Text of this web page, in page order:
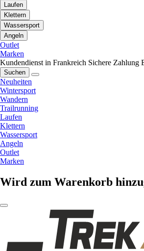
Laufen
Klettern
Wassersport
Angeln
Outlet
Marken
Kundendienst in Frankreich Sichere Zahlung
Suchen
Neuheiten
Wintersport
Wandern
Trailrunning
Laufen
Klettern
Wassersport
Angeln
Outlet
Marken
Wird zum Warenkorb